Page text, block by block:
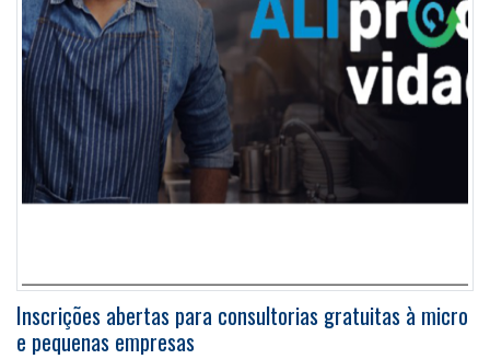
Inscrições abertas para consultorias gratuitas à micro
e pequenas empresas